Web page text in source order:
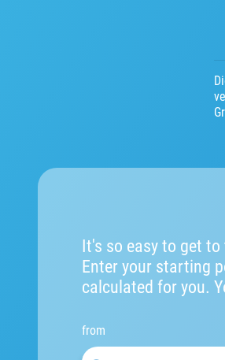
It's so easy to get
Enter your starting
calculated for you.
from